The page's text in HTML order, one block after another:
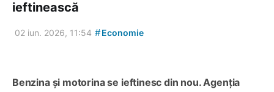
ieftinească
02 iun. 2026, 11:54 #Economie
Benzina și motorina se ieftinesc din nou. Agenția